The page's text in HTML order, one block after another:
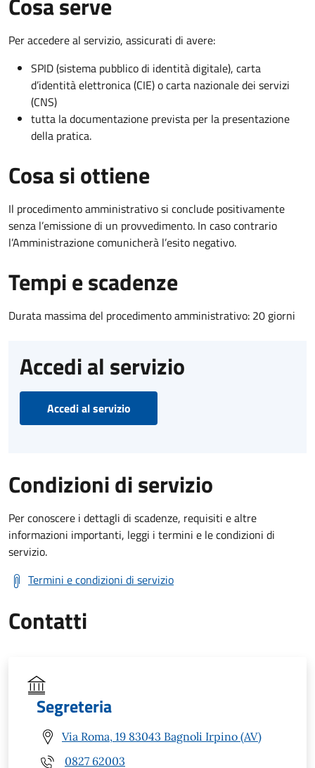
Per accedere al servizio, assicurati di avere:
SPID (sistema pubblico di identità digitale), carta
d’identità elettronica (CIE) o carta nazionale dei servizi
(CNS)
tutta la documentazione prevista per la presentazione
della pratica.
Cosa si ottiene
Il procedimento amministrativo si conclude positivamente
senza l’emissione di un provvedimento. In caso contrario
l’Amministrazione comunicherà l’esito negativo.
Tempi e scadenze
Durata massima del procedimento amministrativo: 20 giorni
Accedi al servizio
Accedi al servizio
Condizioni di servizio
Per conoscere i dettagli di scadenze, requisiti e altre
informazioni importanti, leggi i termini e le condizioni di
servizio.
Termini e condizioni di servizio
Contatti
Segreteria
Via Roma, 19 83043 Bagnoli Irpino (AV)
0827 62003